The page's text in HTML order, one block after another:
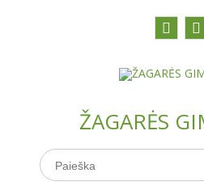
ŽAGARĖS
Search
for: